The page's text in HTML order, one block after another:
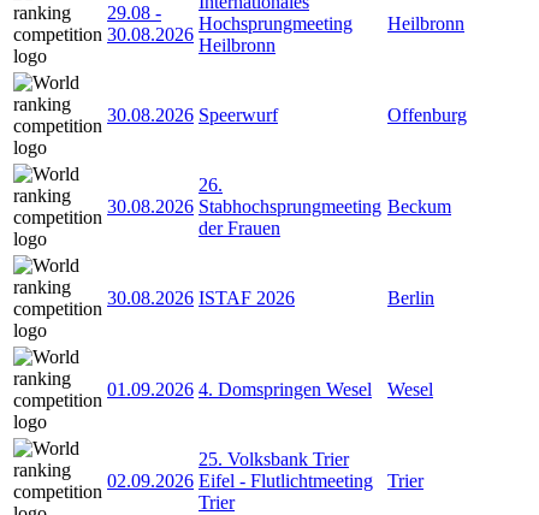
29.08 -
30.08.2026
Hochsprungmeeting
Heilbronn
Heilbronn
30.08.2026 Speerwurf Offenburg
30.08.2026
26.
Stabhochsprungmeeting
der Frauen
Beckum
30.08.2026 ISTAF 2026 Berlin
01.09.2026 4. Domspringen Wesel Wesel
02.09.2026
25. Volksbank Trier
Eifel - Flutlichtmeeting
Trier
Trier